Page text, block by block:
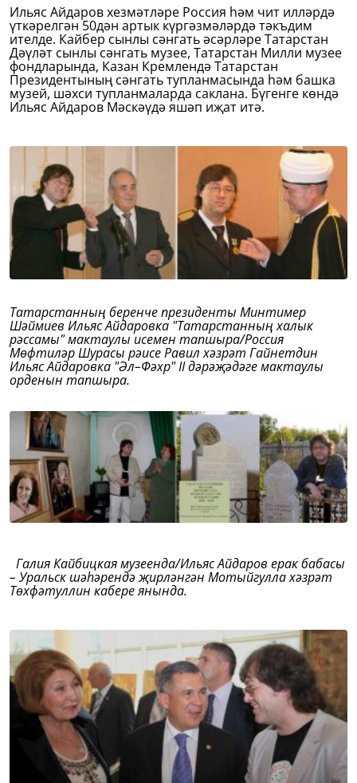
Ильяс Айдаров хезмәтләре Россия һәм чит илләрдә
үткәрелгән 50дән артык күргәзмәләрдә тәкъдим
ителде. Кайбер сынлы сәнгать әсәрләре Татарстан
Дәүләт сынлы сәнгать музее, Татарстан Милли музее
фондларында, Казан Кремлендә Татарстан
Президентының сәнгать тупланмасында һәм башка
музей, шәхси тупланмаларда саклана. Бүгенге көндә
Ильяс Айдаров Мәскәүдә яшәп иҗат итә.
Татарстанның беренче президенты Минтимер
Шәймиев Ильяс Айдаровка "Татарстанның халык
рәссамы" мактаулы исемен тапшыра/Россия
Мөфтиләр Шурасы рәисе Равил хәзрәт Гайнетдин
Ильяс Айдаровка "Әл–Фәхр" II дәрәҗәдәге мактаулы
орденын тапшыра.
Галия Кайбицкая музеенда/Ильяс Айдаров ерак бабасы
– Уральск шәһәрендә җирләнгән Мотыйгулла хәзрәт
Төхфәтуллин кабере янында.